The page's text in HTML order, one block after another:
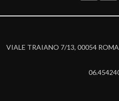
VIALE TRAIANO 7/13, 00054 ROMA